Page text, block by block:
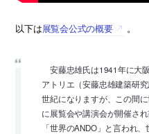
以下は展覧会公式の概要 。
安藤忠雄氏は1941年に大
アトリエ（安藤忠雄建築研
世紀になりますが、この間
に展覧会や講演会が開催さ
「世界のANDO」と言われ